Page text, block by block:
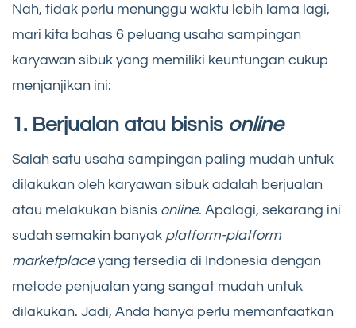
Nah, tidak perlu menunggu waktu lebih lama lagi,
mari kita bahas 6 peluang usaha sampingan
karyawan sibuk yang memiliki keuntungan cukup
menjanjikan ini:
1. Berjualan atau bisnis online
Salah satu usaha sampingan paling mudah untuk
dilakukan oleh karyawan sibuk adalah berjualan
atau melakukan bisnis online. Apalagi, sekarang ini
sudah semakin banyak platform-platform
marketplaceyang tersedia di Indonesia dengan
metode penjualan yang sangat mudah untuk
dilakukan. Jadi, Anda hanya perlu memanfaatkan